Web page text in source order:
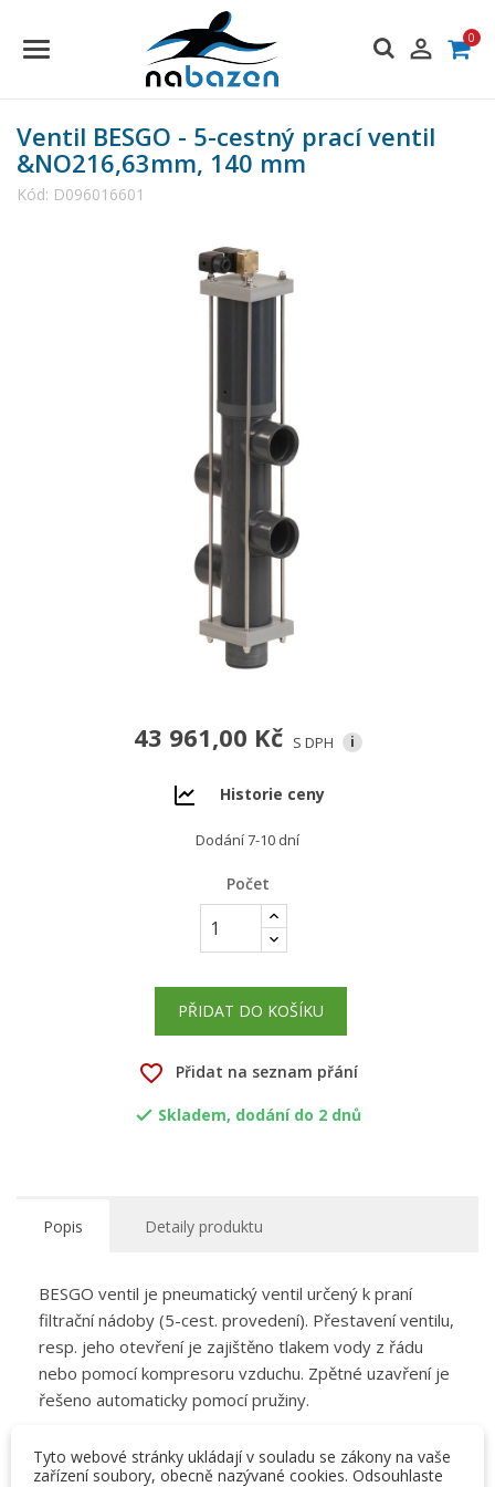
 0
Ventil BESGO - 5-cestný prací ventil
&NO216,63mm, 140 mm
Kód: D096016601
43 961,00 Kč S DPH i
Historie ceny
Dodání 7-10 dní
Počet
PŘIDAT DO KOŠÍKU
favorite_border Přidat na seznam přání
 Skladem, dodání do 2 dnů
Popis Detaily produktu
BESGO ventil je pneumatický ventil určený k praní
filtrační nádoby (5-cest. provedení). Přestavení ventilu,
resp. jeho otevření je zajištěno tlakem vody z řádu
nebo pomocí kompresoru vzduchu. Zpětné uzavření je
řešeno automaticky pomocí pružiny.
bezpečnost, změna polohy může proběhnout i při
Tyto webové stránky ukládají v souladu se zákony na vaše
zařízení soubory, obecně nazývané cookies. Odsouhlaste